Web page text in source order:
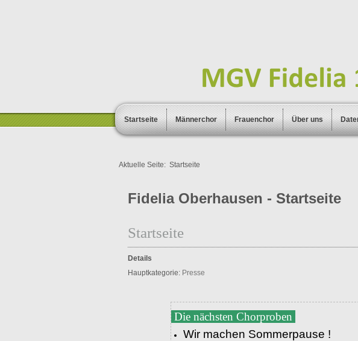
Startseite Männerchor Frauenchor Über uns
Aktuelle Seite: Startseite
Fidelia Oberhausen - Startseite
Startseite
Details
Hauptkategorie: Presse
Die nächsten Chorproben
Wir machen Sommerpause !